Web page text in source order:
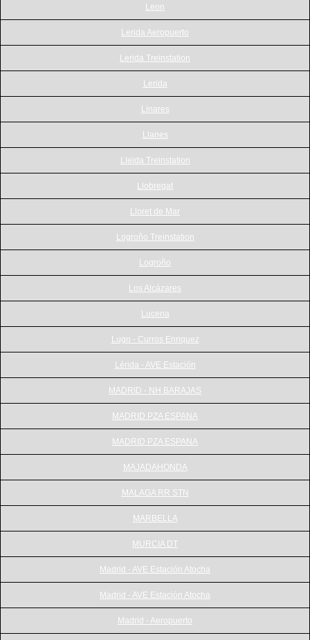
Leon
Lerida Aeropuerto
Lerida Treinstation
Lerida
Linares
Llanes
Lleida Treinstation
Llobregat
Lloret de Mar
Logroño Treinstation
Logroño
Los Alcázares
Lucena
Lugo - Curros Enriquez
Lérida - AVE Estación
MADRID - NH BARAJAS
MADRID PZA ESPANA
MADRID PZA ESPANA
MAJADAHONDA
MALAGA RR STN
MARBELLA
MURCIA DT
Madrid - AVE Estación Atocha
Madrid - AVE Estación Atocha
Madrid - Aeropuerto